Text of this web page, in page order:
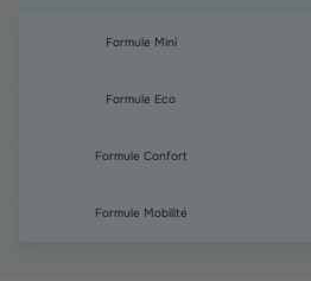
Formule Mini
Formule Eco
Formule Confort
Formule Mobilité